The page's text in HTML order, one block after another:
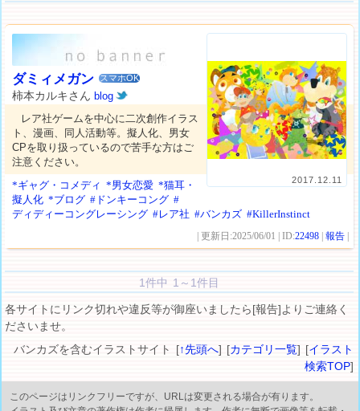
2017.12.11
ダミィメガン スマホOK
柿本カルキさんblog
レア社ゲームを中心に二次創作イラス
ト、漫画、同人活動等。擬人化、男女
CPを取り扱っているので苦手な方はご
注意ください。
*ギャグ・コメディ *男女恋愛 *猫耳・
擬人化 *ブログ #ドンキーコング #
ディディーコングレーシング #レア社 #バンカズ #KillerInstinct
| 更新日:2025/06/01 | ID:22498 |報告
1件中 1～1件目
各サイトにリンク切れや違反等が御座いましたら[報告]よりご連絡く
ださいませ。
バンカズを含むイラストサイト [↑先頭へ] [カテゴリ一覧] [イラスト
検索TOP]
このページはリンクフリーですが、URLは変更される場合が有ります。